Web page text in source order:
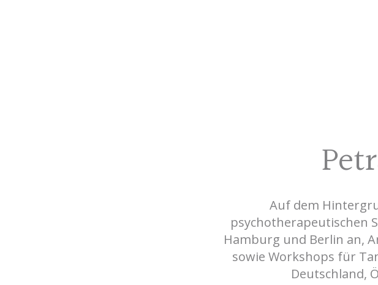
Auf dem
psychotherapeutischen
Hamburg und Berlin an,
sowie Workshops für
Deutschland,